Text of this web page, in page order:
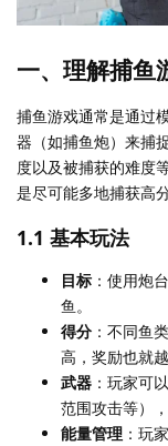
一、理解捕鱼
捕鱼游戏通常是通过
器（如捕鱼炮）来捕
度以及被捕获的难度
是尽可能多地捕获高
1.1 基本玩法
目标 ：使用炮
鱼。
得分 ：不同鱼
高，奖励也就越
武器 ：玩家可
范围攻击等）
能量管理 ：玩